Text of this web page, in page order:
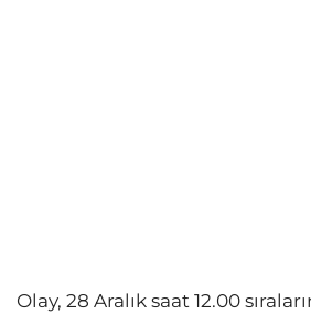
Olay, 28 Aralık saat 12.00